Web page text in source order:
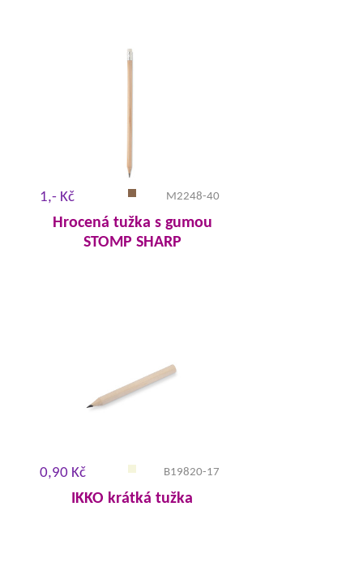
1,- Kč M2248-40
Hrocená tužka s gumou
STOMP SHARP
0,90 Kč B19820-17
IKKO krátká tužka